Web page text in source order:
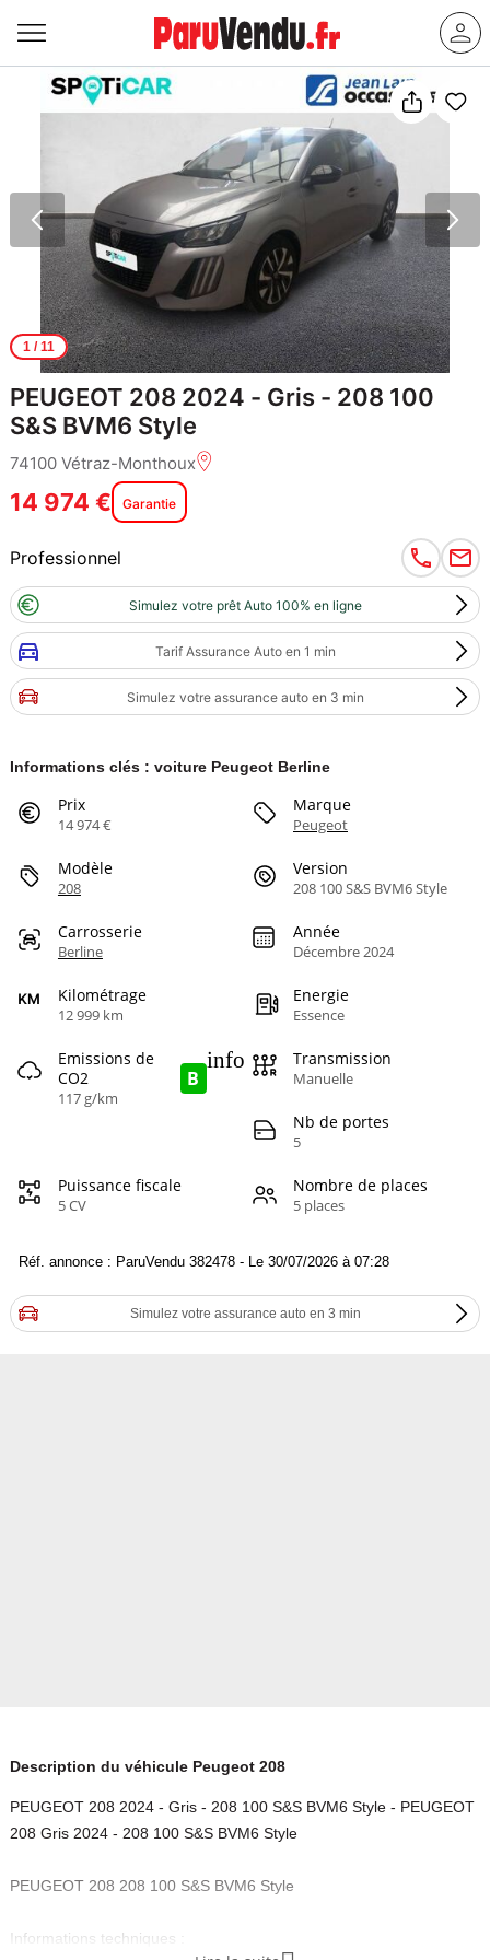
1/ 11
PEUGEOT 208 2024 - Gris - 208 100
S&S BVM6 Style
74100 Vétraz-Monthoux
14 974 € Garantie
Professionnel
Simulez votre prêt Auto 100% en ligne
Tarif Assurance Auto en 1 min
Simulez votre assurance auto en 3 min
Informations clés : voiture Peugeot Berline
Prix
14 974 €
Marque
Peugeot
Modèle
208
Version
208 100 S&S BVM6 Style
Carrosserie
Berline
Année
Décembre 2024
Kilométrage
12 999 km
Energie
Essence
Emissions de
CO2
117 g/km
B
info Transmission
Manuelle
Nb de portes
5
Puissance fiscale
5 CV
Nombre de places
5 places
Réf. annonce : ParuVendu 382478 - Le 30/07/2026 à 07:28
Simulez votre assurance auto en 3 min
Description du véhicule Peugeot 208
PEUGEOT 208 2024 - Gris - 208 100 S&S BVM6 Style - PEUGEOT
208 Gris 2024 - 208 100 S&S BVM6 Style
PEUGEOT 208 208 100 S&S BVM6 Style
Informations techniques :